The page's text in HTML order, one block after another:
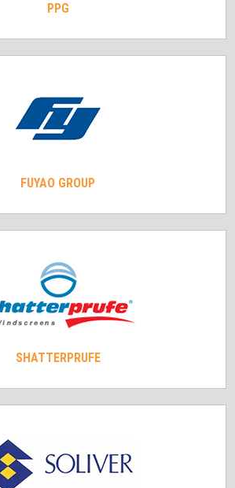
PPG
FUYAO GROUP
SHATTERPRUFE